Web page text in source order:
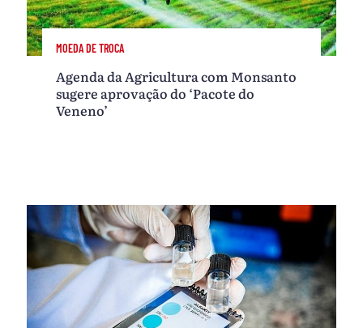
MOEDA DE TROCA
Agenda da Agricultura com Monsanto
sugere aprovação do ‘Pacote do
Veneno’